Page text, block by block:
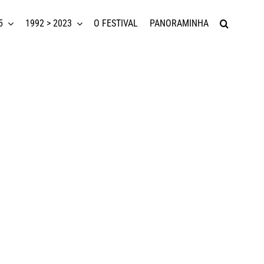
1992 > 2023 O FESTIVAL PANORAMINHA